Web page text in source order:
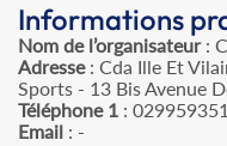
Informations
Nom de l’organisateur:
Adresse: Cda Ille Et
Sports - 13 Bis Avenue
Téléphone 1 :
Email : -